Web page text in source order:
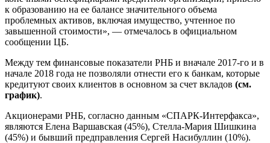
к образованию на ее балансе значительного объема
проблемных активов, включая имущество, учтенное по
завышенной стоимости», — отмечалось в официальном
сообщении ЦБ.
Между тем финансовые показатели РНБ и вначале 2017-го и в
начале 2018 года не позволяли отнести его к банкам, которые
кредитуют своих клиентов в основном за счет вкладов (см.
график).
Акционерами РНБ, согласно данным «СПАРК-Интерфакса»,
являются Елена Варшавская (45%), Стелла-Мария Шишкина
(45%) и бывший предправления Сергей Насибуллин (10%).